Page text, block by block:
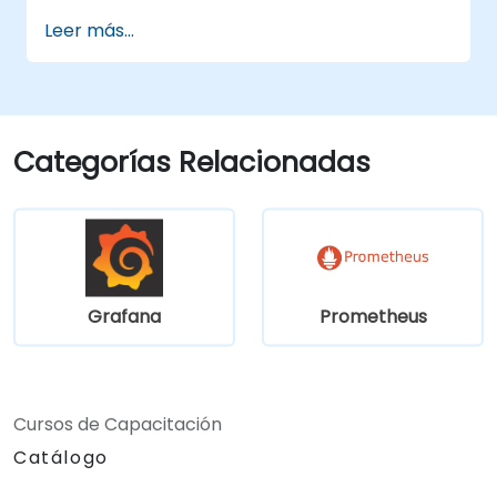
Configurar Grafana para conjuntos de
datos extensos y visualizaciones
Implementar estrategias avanzadas de
resolución de problemas y escalabilidad.
Leer más...
Categorías Relacionadas
Grafana Prometheus
Cursos de Capacitación
Catálogo